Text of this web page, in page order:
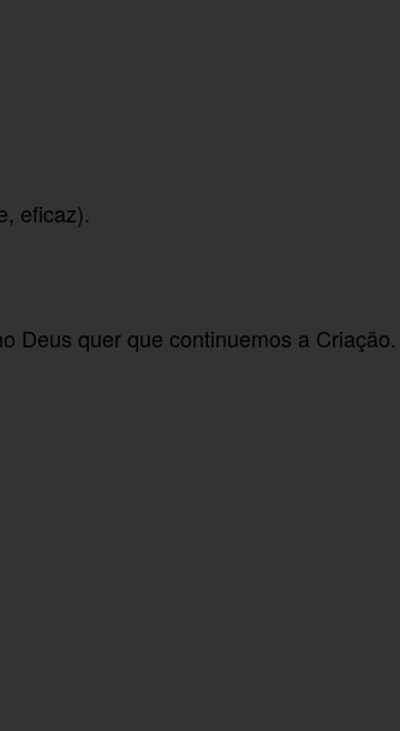
eficaz).
Deus quer que continuemos a Criação.